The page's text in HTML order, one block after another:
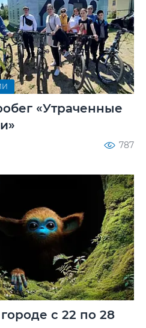
«Утраченные
787
с 22 по 28